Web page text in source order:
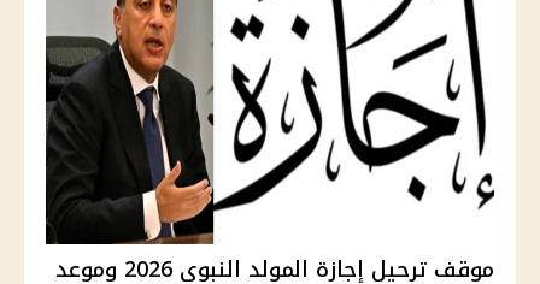
موقف ترحيل إجازة المولد النبوي 2026 وموعد